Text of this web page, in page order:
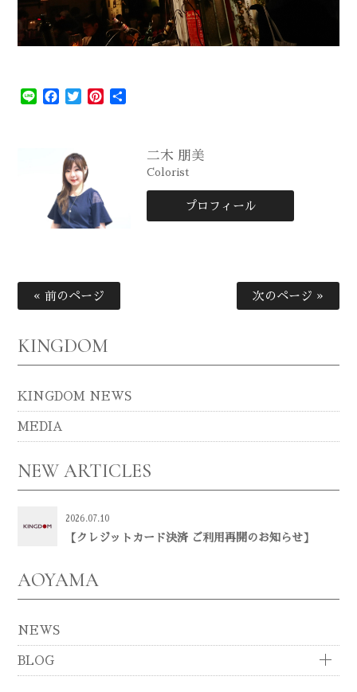
Line Facebook
TwitterPinterest
二木 朋美
Colorist
プロフィール
« 前のページ 次のページ »
KINGDOM
KINGDOM NEWS
MEDIA
NEW ARTICLES
2026.07.10
【クレジットカード決済 ご利用再開のお知らせ】
AOYAMA
NEWS
BLOG